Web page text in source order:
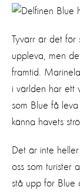
Tyvärr är det för
uppleva, men
framtid.
i världen har ett
som Blue få
känna havets
Det är inte
oss som turister
stå upp för Blue